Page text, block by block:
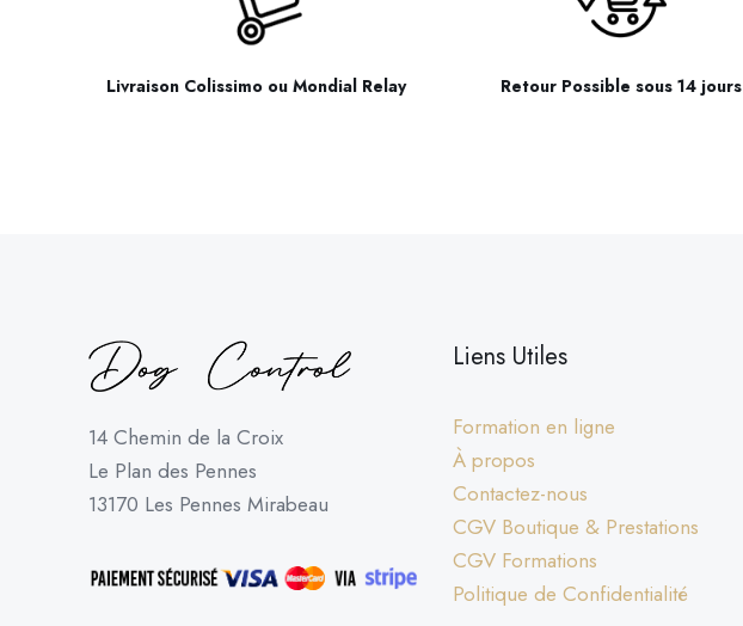
Livraison Colissimo ou Mondial Relay Retour Possible sous 14 jours
14 Chemin de la Croix
Le Plan des Pennes
13170 Les Pennes Mirabeau
Liens Utiles
Formation en ligne
À propos
Contactez-nous
CGV Boutique & Prestations
CGV Formations
Politique de Confidentialité